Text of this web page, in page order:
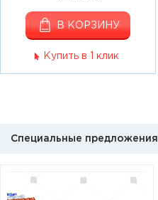
В КОРЗИНУ
Купить в 1 клик
Специальные предложения